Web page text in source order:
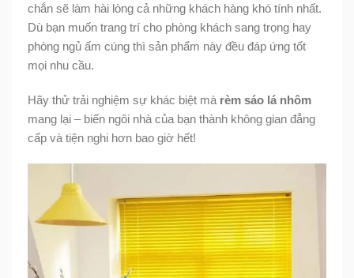
chắn sẽ làm hài lòng cả những khách hàng khó tính nhất.
Dù bạn muốn trang trí cho phòng khách sang trọng hay
phòng ngủ ấm cúng thì sản phẩm này đều đáp ứng tốt
mọi nhu cầu.
Hãy thử trải nghiệm sự khác biệt mà rèm sáo lá nhôm
mang lại – biến ngôi nhà của bạn thành không gian đẳng
cấp và tiện nghi hơn bao giờ hết!